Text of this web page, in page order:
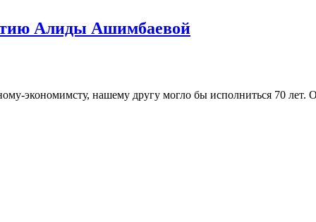
Алиды Ашимбаевой
экономимсту, нашему другу могло бы исполниться 70 лет.